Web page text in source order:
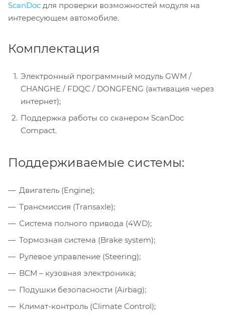
ScanDoc для проверки возможностей модуля на
интересующем автомобиле.
Комплектация
Электронный программный модуль GWM /
CHANGHE / FDQC / DONGFENG (активация через
интернет);
Поддержка работы со сканером ScanDoc
Compact.
Поддерживаемые системы:
Двигатель (Engine);
Трансмиссия (Transaxle);
Система полного привода (4WD);
Тормозная система (Brake system);
Рулевое управление (Steering);
BCM – кузовная электроника;
Подушки безопасности (Airbag);
Климат-контроль (Climate Control);